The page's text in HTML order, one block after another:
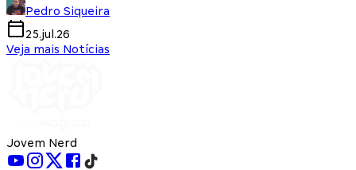
Pedro Siqueira
25.jul.26
Veja mais Notícias
Jovem Nerd